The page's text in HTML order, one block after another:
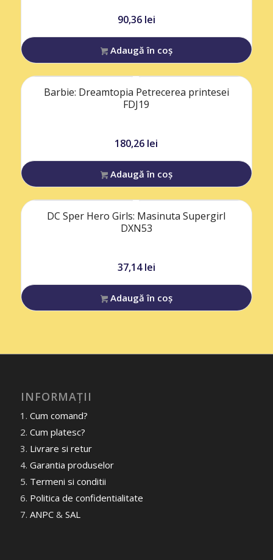
90,36 lei
Adaugă în coș
Barbie: Dreamtopia Petrecerea printesei
FDJ19
180,26 lei
Adaugă în coș
DC Sper Hero Girls: Masinuta Supergirl
DXN53
37,14lei
Adaugă în coș
INFORMAȚII
Cum comand?
Cum platesc?
Livrare si retur
Garantia produselor
Termeni si conditii
Politica de confidentialitate
ANPC& SAL